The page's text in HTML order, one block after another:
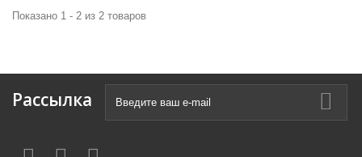
Показано 1 - 2 из 2 товаров
Рассылка